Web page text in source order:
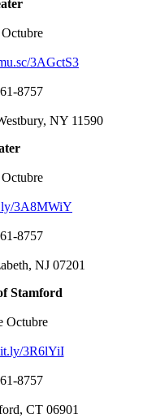
3AGctS3
8757
NY 11590
3A8MWiY
8757
NJ 07201
Stamford
Octubre
3R6lYiI
8757
CT 06901